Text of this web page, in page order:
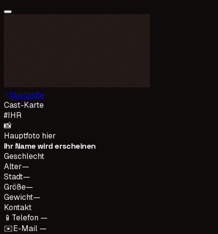
Startseite
Cast-Karte
#IHR
📸
Hauptfoto hier
Ihr Name wird erscheinen
Geschlecht
Alter—
Stadt—
Größe—
Gewicht—
Kontakt
📱 Telefon —
✉️E-Mail —